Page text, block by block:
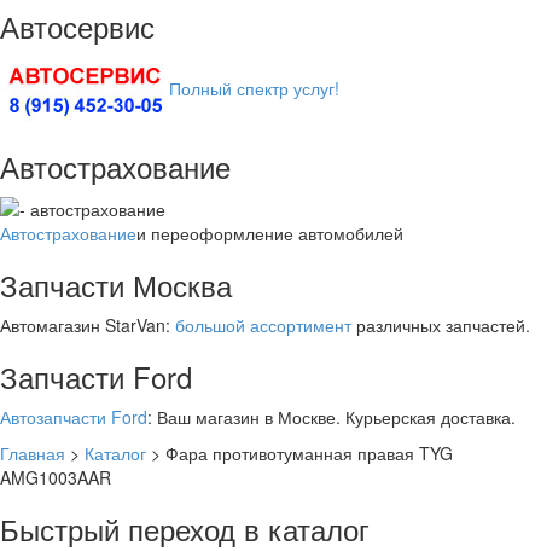
Автосервис
Полный спектр услуг!
Автострахование
Автострахованиеи переоформление автомобилей
Запчасти Москва
Автомагазин StarVan: большой ассортиментразличных запчастей.
Запчасти Ford
Автозапчасти Ford: Ваш магазин в Москве. Курьерская доставка.
Главная > Каталог > Фара противотуманная правая TYG
AMG1003AAR
Быстрый переход в каталог